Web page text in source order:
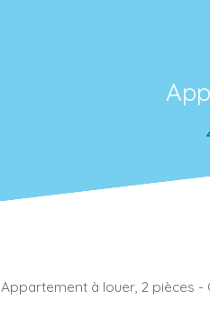
Appartement à louer, 2 pièces -